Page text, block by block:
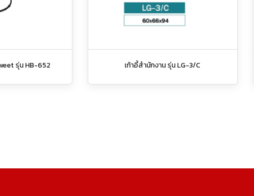
รุ่น HB-652 เก้าอี้สำนักงาน รุ่น LG-3/C